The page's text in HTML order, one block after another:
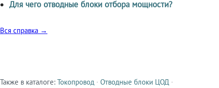
Для чего отводные блоки отбора мощности?
Вся справка →
Также в каталоге: Токопровод · Отводные блоки ЦОД ·